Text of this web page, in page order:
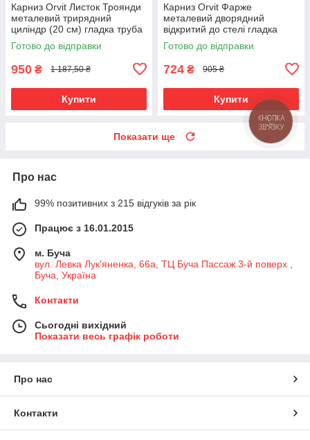
Карниз Orvit Листок Троянди
металевий трирядний
циліндр (20 см) гладка труба
кільце металеве Мідь
16\16\16 мм 120 см (00-
Готово до відправки
950 ₴ 1 187,50 ₴
Купити
Карниз Orvit Фарже
металевий дворядний
відкритий до стелі гладка
труба кільце металеве Мідь
16\16 мм 120 см (00-
Готово до відправки
724 ₴ 905 ₴
Купити
Показати ще
Про нас
99% позитивних з 215 відгуків за рік
Працює з 16.01.2015
м. Буча
вул. Левка Лук'яненка, 66а, ТЦ Буча Пассаж 3-й поверх ,
Буча, Україна
Контакти
Сьогодні вихідний
Показати весь графік роботи
Про нас
Контакти
КНОПКА
ЗВ'ЯЗКУ